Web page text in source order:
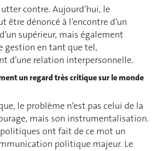
contre. Aujourd’hui, le
être dénoncé à l’encontre d’un
supérieur, mais également
gestion en tant que tel,
d’une relation interpersonnelle.
un regard très critique sur le monde
le problème n’est pas celui de la
mais son instrumentalisation.
politiques ont fait de ce mot un
politique majeur. Le